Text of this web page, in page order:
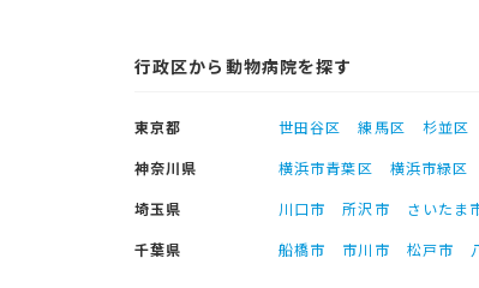
行政区から動物病院を探す
東京都 世田谷区 練馬区 杉並区
神奈川県
横浜市青葉区 横浜市緑区
埼玉県
川口市 所沢市 さいたま
千葉県
船橋市 市川市 松戸市